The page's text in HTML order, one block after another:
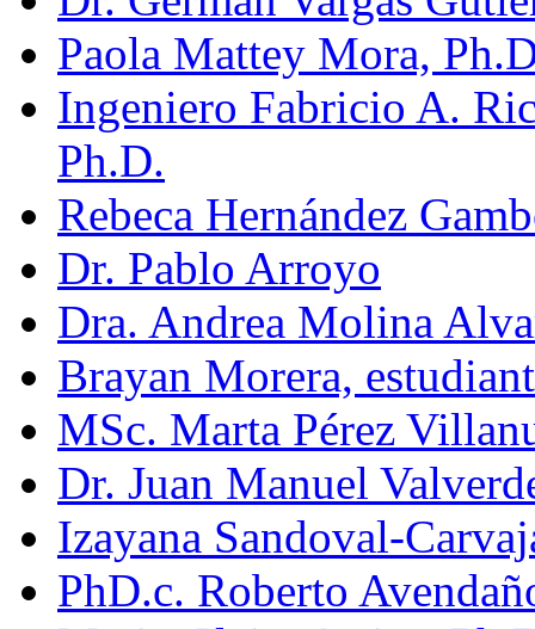
Paola Mattey Mora,
Ingeniero Fabricio A.
Ph.D.
Rebeca Hernández
Dr. Pablo Arroyo
Dra. Andrea Molina
Brayan Morera,
MSc. Marta Pérez
Dr. Juan Manuel
Izayana Sandoval-
PhD.c. Roberto